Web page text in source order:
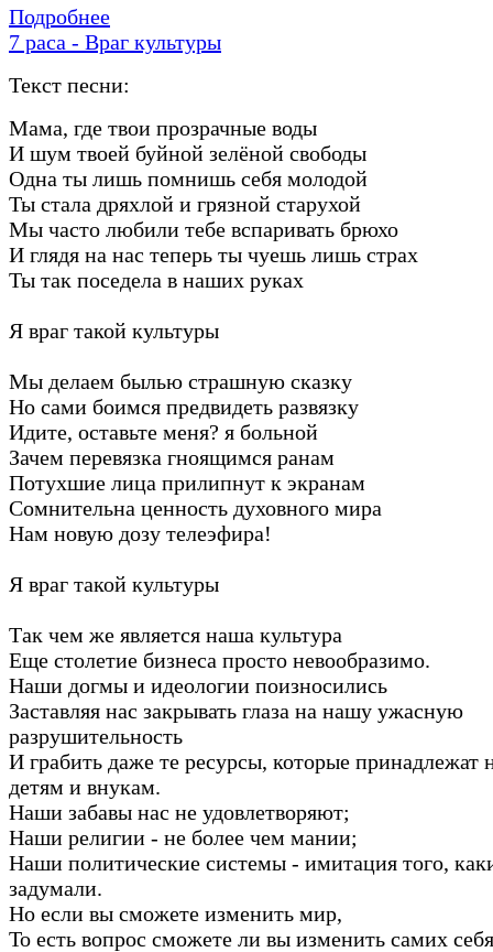
Подробнее
7 раса - Враг культуры
Текст песни:
Мама, где твои прозрачные воды
И шум твоей буйной зелёной свободы
Одна ты лишь помнишь себя молодой
Ты стала дряхлой и грязной старухой
Мы часто любили тебе вспаривать брюхо
И глядя на нас теперь ты чуешь лишь страх
Ты так поседела в наших руках
Я враг такой культуры
Мы делаем былью страшную сказку
Но сами боимся предвидеть развязку
Идите, оставьте меня? я больной
Зачем перевязка гноящимся ранам
Потухшие лица прилипнут к экранам
Сомнительна ценность духовного мира
Нам новую дозу телеэфира!
Я враг такой культуры
Так чем же является наша культура
Еще столетие бизнеса просто невообразимо.
Наши догмы и идеологии поизносились
Заставляя нас закрывать глаза на нашу ужасную
разрушительность
И грабить даже те ресурсы, которые принадлежат
детям и внукам.
Наши забавы нас не удовлетворяют;
Наши религии - не более чем мании;
Наши политические системы - имитация того,
задумали.
Но если вы сможете изменить мир,
То есть вопрос сможете ли вы изменить самих